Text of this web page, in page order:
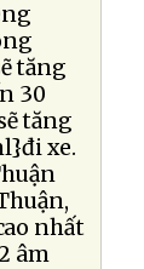
tăng
30
tăng
xe.
nhất
âm